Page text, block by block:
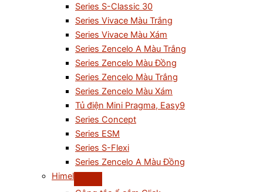
Series S-Classic 30
Series Vivace Màu Trắng
Series Vivace Màu Xám
Series Zencelo A Màu Trắng
Series Zencelo Màu Đồng
Series Zencelo Màu Trắng
Series Zencelo Màu Xám
Tủ điện Mini Pragma, Easy9
Series Concept
Series ESM
Series S-Flexi
Series Zencelo A Màu Đồng
Himel